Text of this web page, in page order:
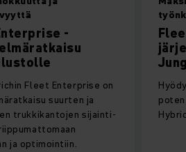
-
Fleet Enterprise on
suurten ja
trukkikantojen sijainti-
ja optimointiin.